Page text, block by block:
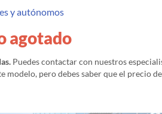
y autónomos
agotado
Puedes contactar con nuestros
modelo, pero debes saber que el precio